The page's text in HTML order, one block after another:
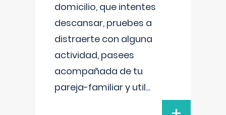
domicilio, que intentes
descansar, pruebes a
distraerte con alguna
actividad, pasees
acompañada de tu
pareja-familiar y util...